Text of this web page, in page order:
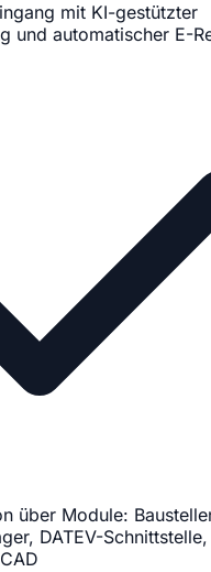
mit KI-gestützter
und automatischer E-
über Module:
DATEV-Schnittstelle,